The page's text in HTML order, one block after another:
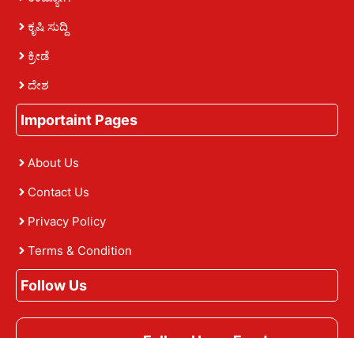
ಕೃಷಿ ಸುದ್ದಿ
ಕ್ರೀಡೆ
ದೇಶ
Importaint Pages
About Us
Contact Us
Privacy Policy
Terms & Condition
Follow Us